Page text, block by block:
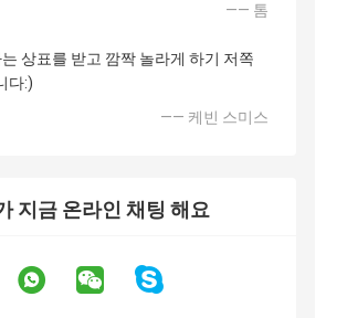
—— 톰
상표를 받고 깜짝 놀라게 하기 저쪽
다:)
—— 케빈 스미스
지금 온라인 채팅 해요